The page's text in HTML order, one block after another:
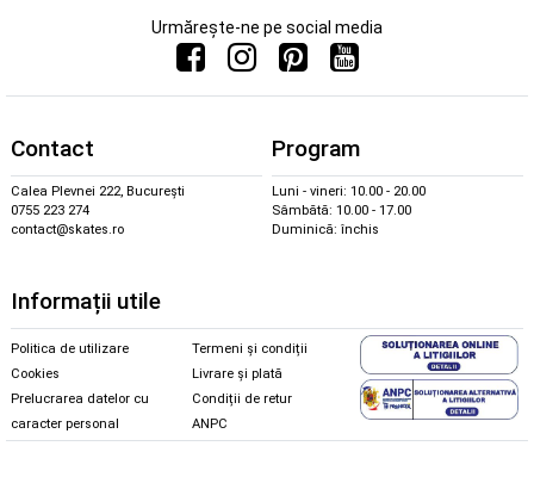
Urmărește-ne pe social media
Contact
Calea Plevnei 222, București
0755 223 274
contact@skates.ro
Program
Luni - vineri: 10.00 - 20.00
Sâmbătă: 10.00 - 17.00
Duminică: închis
Informații utile
Politica de utilizare
Cookies
Prelucrarea datelor cu
caracter personal
Termeni și condiții
Livrare și plată
Condiții de retur
ANPC